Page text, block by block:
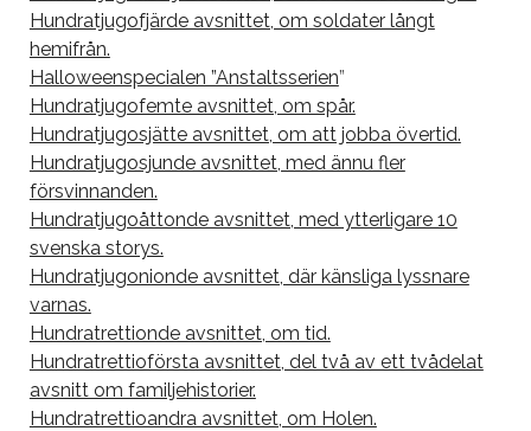
Hundratjugofjärde avsnittet, om soldater långt
hemifrån.
Halloweenspecialen ”Anstaltsserien”
Hundratjugofemte avsnittet, om spår.
Hundratjugosjätte avsnittet, om att jobba övertid.
Hundratjugosjunde avsnittet, med ännu fler
försvinnanden.
Hundratjugoåttonde avsnittet, med ytterligare 10
svenska storys.
Hundratjugonionde avsnittet, där känsliga lyssnare
varnas.
Hundratrettionde avsnittet, om tid.
Hundratrettioförsta avsnittet, del två av ett tvådelat
avsnitt om familjehistorier.
Hundratrettioandra avsnittet, om Holen.